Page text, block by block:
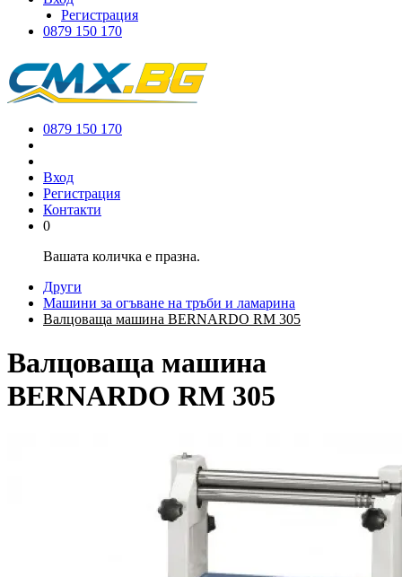
Регистрация
0879 150 170
0879 150 170
Вход
Регистрация
Контакти
0
Вашата количка е празна.
Други
Машини за огъване на тръби и ламарина
Валцоваща машина BERNARDO RM 305
Валцоваща машина
BERNARDO RM 305